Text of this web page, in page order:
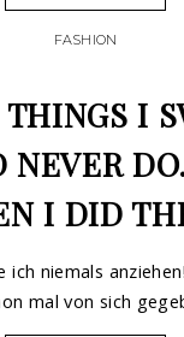
FASHION
THINGS I
NEVER
I DID
ich niemals
mal von sich